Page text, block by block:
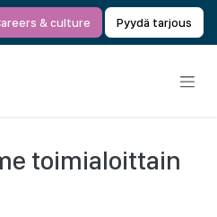
& culture Pyydä tarjous
toimialoittain